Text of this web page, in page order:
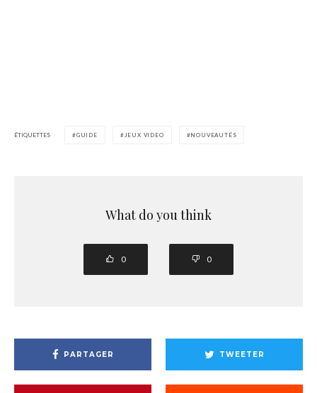
ÉTIQUETTES GUIDE JEUX VIDEO NOUVEAUTÉS
What do you think
0 0
PARTAGER TWEETER